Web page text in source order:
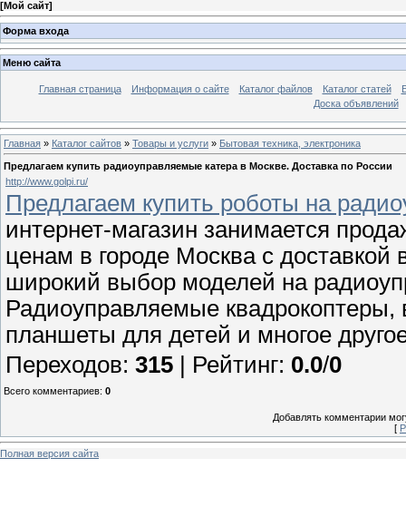
[Мой сайт]
Форма входа
Меню сайта
Главная страница Информация о сайте Каталог файлов Каталог статей
Доска объявлений
Главная » Каталог сайтов » Товары и услуги » Бытовая техника, электроника
Предлагаем купить радиоуправляемые катера в Москве. Доставка по России
http://www.golpi.ru/
Предлагаем купить роботы на
интернет-магазин занимается
ценам в городе Москва с
широкий выбор моделей на
Радиоуправляемые
планшеты для детей и многое
Переходов: 315 | Рейтинг: 0.0/0
Всего комментариев: 0
Добавлять комментарии
[
Полная версия сайта